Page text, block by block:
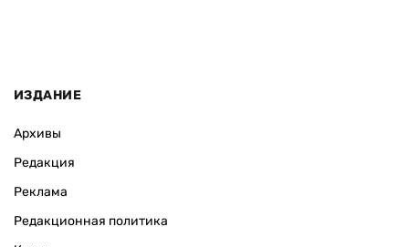
ИЗДАНИЕ
Архивы
Редакция
Реклама
Редакционная политика